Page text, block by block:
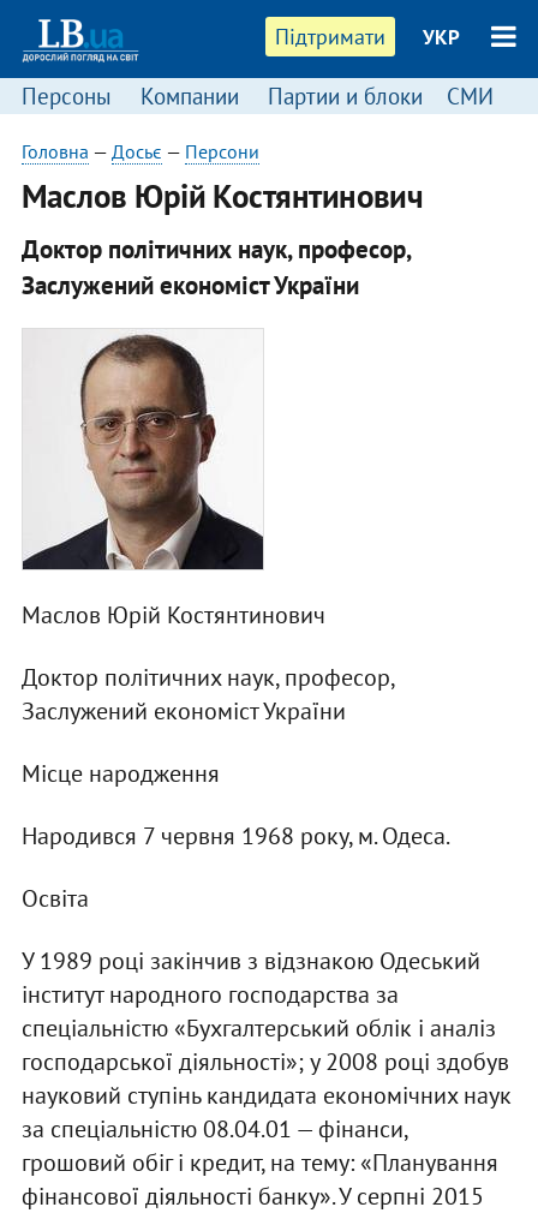
Підтримати УКР
Персоны Компании Партии и блоки СМИ
Головна — Досьє — Персони
Маслов Юрій Костянтинович
Доктор політичних наук, професор,
Заслужений економіст України
Маслов Юрій Костянтинович
Доктор політичних наук, професор,
Заслужений економіст України
Місце народження
Народився 7 червня 1968 року, м. Одеса.
Освіта
У 1989 році закінчив з відзнакою Одеський
інститут народного господарства за
спеціальністю «Бухгалтерський облік і аналіз
господарської діяльності»; у 2008 році здобув
науковий ступінь кандидата економічних наук
за спеціальністю 08.04.01 — фінанси,
грошовий обіг і кредит, на тему: «Планування
фінансової діяльності банку». У серпні 2015